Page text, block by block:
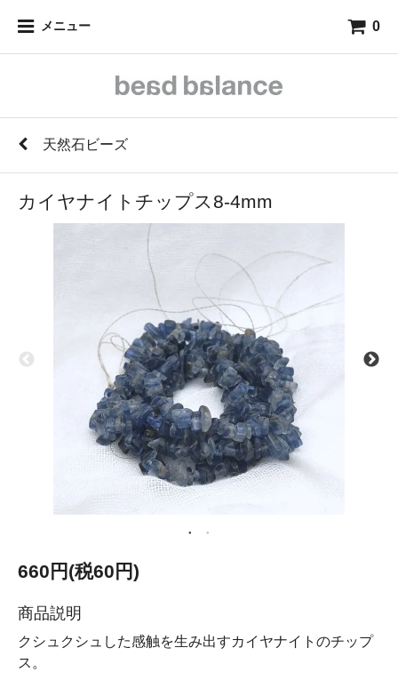
メニュー 0
天然石ビーズ
カイヤナイトチップス8-4mm
660円(税60円)
商品説明
クシュクシュした感触を生み出すカイヤナイトのチップ
ス。